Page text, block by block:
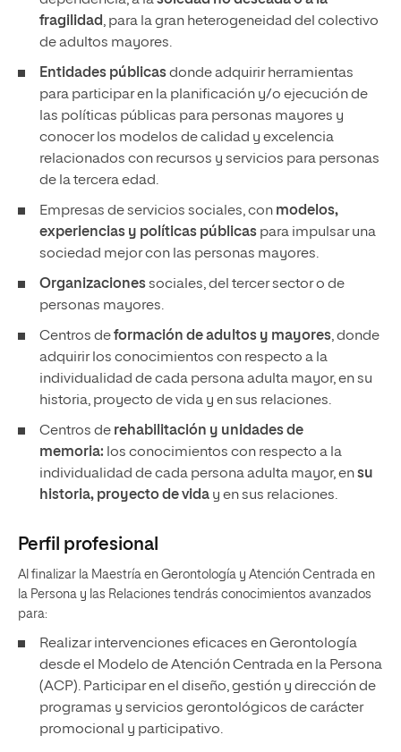
fragilidad, para la gran heterogeneidad del colectivo
de adultos mayores.
Entidades públicasdonde adquirir herramientas
para participar en la planificación y/o ejecución de
las políticas públicas para personas mayores y
conocer los modelos de calidad y excelencia
relacionados con recursos y servicios para personas
de la tercera edad.
Empresas de servicios sociales, con modelos,
experiencias y políticas públicas para impulsar una
sociedad mejor con las personas mayores.
Organizacionessociales, del tercer sector o de
personas mayores.
Centros deformación de adultos y mayores, donde
adquirir los conocimientos con respecto a la
individualidad de cada persona adulta mayor, en su
historia, proyecto de vida y en sus relaciones.
Centros de rehabilitación y unidades de
memoria: los conocimientos con respecto a la
individualidad de cada persona adulta mayor, ensu
historia, proyecto de vida y en sus relaciones.
Perfil profesional
Al finalizar la Maestría en Gerontología y Atención Centrada en
la Persona y las Relaciones tendrás conocimientos avanzados
para:
Realizar intervenciones eficaces en Gerontología
desde el Modelo de Atención Centrada en la Persona
(ACP). Participar en el diseño, gestión y dirección de
programas y servicios gerontológicos de carácter
promocional y participativo.